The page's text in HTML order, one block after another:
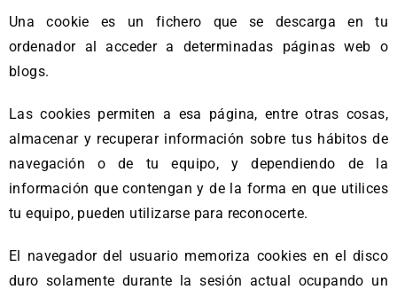
Una cookie es un fichero que se descarga en tu
ordenador al acceder a determinadas páginas web o
blogs.
Las cookies permiten a esa página, entre otras cosas,
almacenar y recuperar información sobre tus hábitos de
navegación o de tu equipo, y dependiendo de la
información que contengan y de la forma en que utilices
tu equipo, pueden utilizarse para reconocerte.
El navegador del usuario memoriza cookies en el disco
duro solamente durante la sesión actual ocupando un